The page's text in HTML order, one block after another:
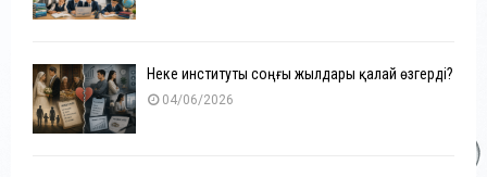
Неке институты соңғы жылдары қалай өзгерді?
04/06/2026